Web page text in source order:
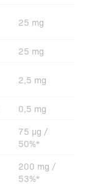
25 mg
25 mg
2,5 mg
0,5 mg
75 µg /
50%*
200 mg /
53%*